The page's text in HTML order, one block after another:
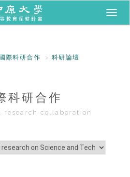
國際科研合作 科研論壇
科研合作
research collaboration